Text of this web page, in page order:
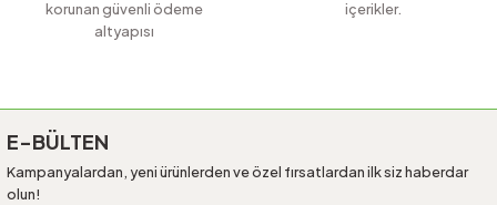
korunan güvenli ödeme
altyapısı
içerikler.
E-BÜLTEN
Kampanyalardan, yeni ürünlerden ve özel fırsatlardan ilk siz haberdar
olun!